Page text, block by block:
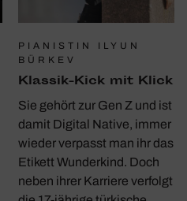
PIANISTIN ILYUN
BÜRKEV
Klassik-Kick mit Klick
Sie gehört zur Gen Z und ist
damit Digital Native, immer
wieder verpasst man ihr das
Etikett Wunderkind. Doch
neben ihrer Karriere verfolgt